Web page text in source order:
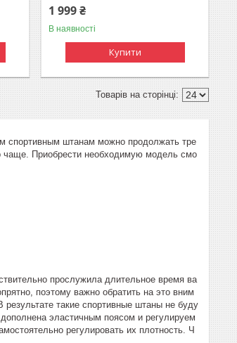
1 999 ₴
В наявності
Купити
спортивным штанам можно продолжать тре
чаще. Приобрести необходимую модель смо
прослужила длительное время ва
поэтому важно обратить на это вним
такие спортивные штаны не буду
эластичным поясом и регулируем
регулировать их плотность. Ч